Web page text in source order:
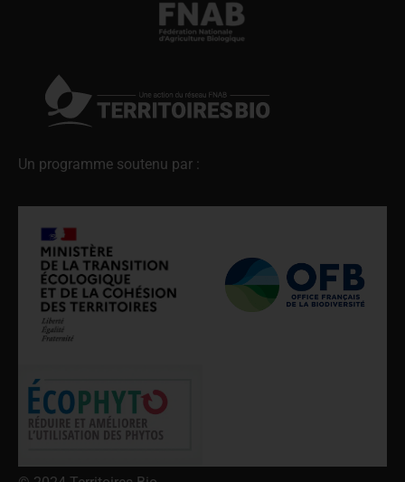
Un programme soutenu par :